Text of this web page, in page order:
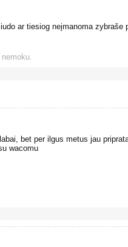
ar tiesiog neįmanoma zybraše
bet per ilgus metus jau
wacomu